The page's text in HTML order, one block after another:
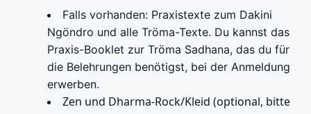
Falls vorhanden: Praxistexte zum Dakini
Ngöndro und alle Tröma-Texte. Du kannst das
Praxis-Booklet zur Tröma Sadhana, das du für
die Belehrungen benötigst, bei der Anmeldung
erwerben.
Zen und Dharma-Rock/Kleid (optional, bitte